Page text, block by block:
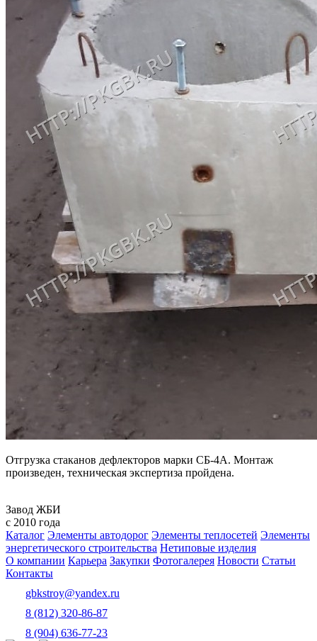
Отгрузка стаканов дефлекторов марки СБ-4А. Монтаж
произведен, техническая экспертиза пройдена.
Завод ЖБИ
с 2010 года
Каталог Элементы автодорог Элементы теплосетей Элементы
энергетического строительства Нетиповые изделия
О компании Карьера Закупки Фотогалерея Новости Статьи
Контакты
gbkstroy@yandex.ru
8 (812) 320-86-87
8 (904) 636-77-23